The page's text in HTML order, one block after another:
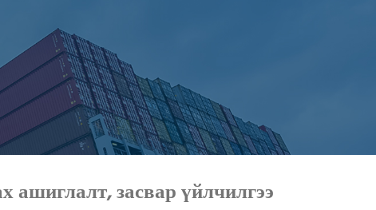
ашиглалт, засвар үйлчилгээ